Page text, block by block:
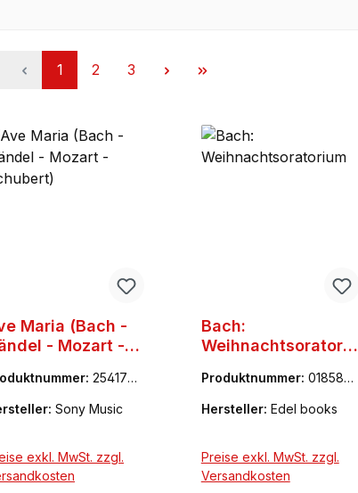
Seite
1 Seite
2 Seite
3
Maria (Bach -
- Mozart -
2541783
Sony Music
exkl. MwSt. zzgl.
Bach:
Weihnachtsoratoriu
Produktnummer: 0185802
Hersteller: Edel books
Preise exkl. MwSt. zzgl.
Versandkosten